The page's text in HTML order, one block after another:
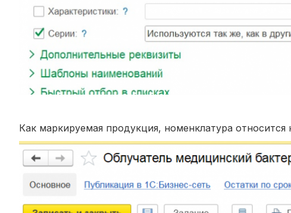
Как маркируемая продукция, номенклатура относится